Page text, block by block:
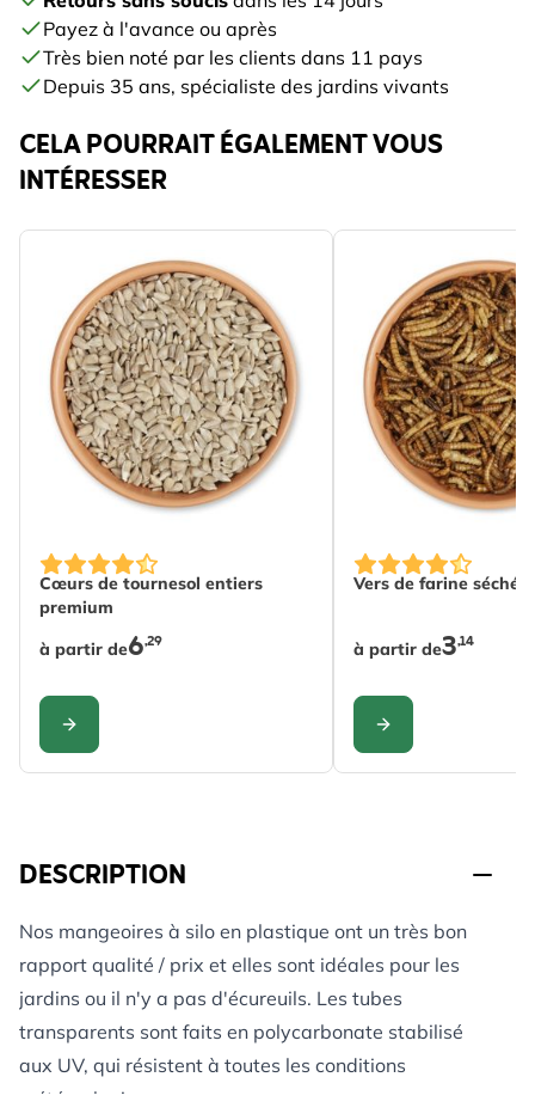
Payez à l'avance ou après
Très bien noté par les clients dans 11 pays
Depuis 35 ans, spécialiste des jardins vivants
CELA POURRAIT ÉGALEMENT VOUS
INTÉRESSER
Cœurs de tournesol entiers
premium
The price depends on the options chosen on the
à partir de6,29
CONFIGURER
Vers de farine séchés
The price depends
à partir de3,14
CONFIGURER
DESCRIPTION
Nos mangeoires à silo en plastique ont un très bon
rapport qualité / prix et elles sont idéales pour les
jardins ou il n'y a pas d'écureuils. Les tubes
transparents sont faits en polycarbonate stabilisé
aux UV, qui résistent à toutes les conditions
météorologiques.